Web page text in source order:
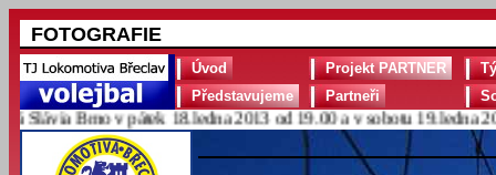
FOTOGRAFIE
Úvod Projekt PARTNER
Představujeme
Partneři
Brno v pátek 18.ledna 2013 od 19.00 a v sobotu 19.ledna